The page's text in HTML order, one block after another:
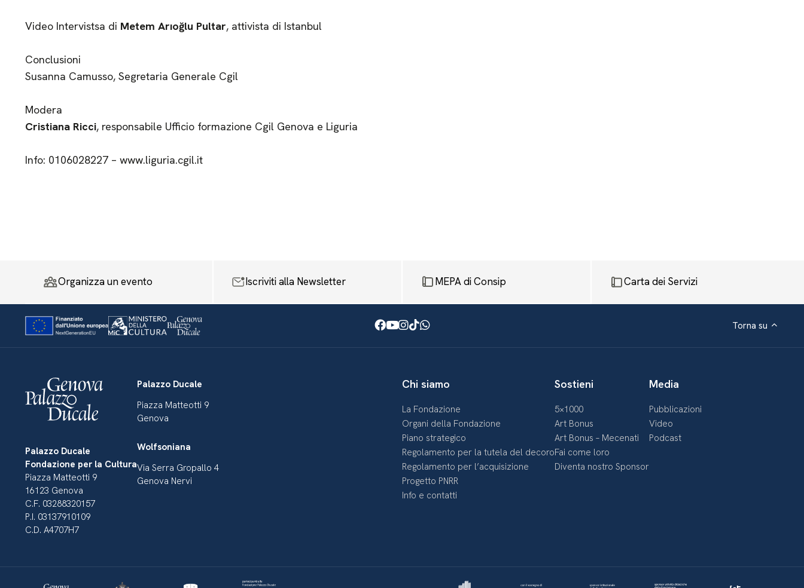
Video Intervistsa di Metem Arıoğlu Pultar, attivista di Istanbul
Conclusioni
Susanna Camusso, Segretaria Generale Cgil
Modera
Cristiana Ricci, responsabile Ufficio formazione Cgil Genova e Liguria
Info: 0106028227 – www.liguria.cgil.it
Organizza un evento Iscriviti alla Newsletter MEPA di Consip Carta dei Servizi
Facebook
Youtube
Instagram
TikTok
WhatsApp Torna su
Palazzo Ducale
Fondazione per la Cultura
Piazza Matteotti 9
16123 Genova
C.F. 03288320157
P.I. 03137910109
C.D. A4707H7
Palazzo Ducale
Piazza Matteotti 9
Genova
Wolfsoniana
Via Serra Gropallo 4
Genova Nervi
Chi siamo
La Fondazione
Organi della Fondazione
Piano strategico
Regolamento per la tutela del decoro
Regolamento per l’acquisizione
Progetto PNRR
Info e contatti
Sostieni
5×1000
Art Bonus
Art Bonus – Mecenati
Fai come loro
Diventa nostro Sponsor
Media
Pubblicazioni
Video
Podcast